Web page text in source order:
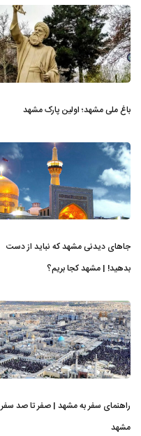
باغ ملی مشهد؛ اولین پارک مشهد
جاهای دیدنی مشهد که نباید از دست
بدهید! | مشهد کجا بریم؟
راهنمای سفر به مشهد | صفر تا صد سفر
مشهد